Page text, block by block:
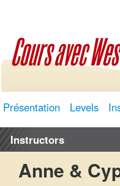
Cours avec
Présentation Levels
Instructors
Anne &